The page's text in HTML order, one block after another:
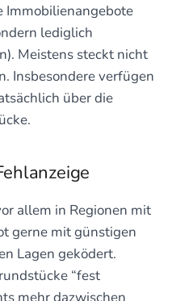
Immobilienangebote
lediglich
Meistens steckt nicht
Insbesondere verfügen
über die
allem in Regionen mit
gerne mit günstigen
Lagen geködert.
“fest